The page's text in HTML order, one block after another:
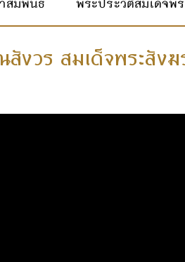
งวร สมเด็จพระสังฆ